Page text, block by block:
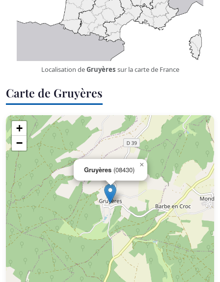
Localisation deGruyères sur la carte de France
Carte de Gruyères
Gruyères (08430)
×
+
−